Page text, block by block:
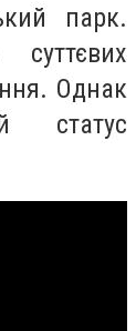
парк.
Однак
статус